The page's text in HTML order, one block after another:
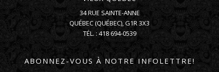
34 RUE SAINTE-ANNE
QUÉBEC(QUÉBEC),G1R 3X3
TÉL. : 418 694-0539
ABONNEZ-VOUS À NOTRE INFOLETTRE!